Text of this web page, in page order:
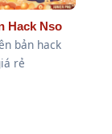
Hack Nso
bản hack
rẻ